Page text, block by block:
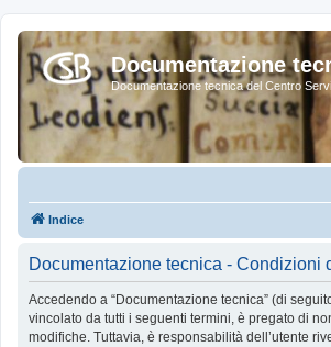
Documentazione
Documentazione tecnica del Centro
Indice
Documentazione tecnica - Condizioni
Accedendo a “Documentazione tecnica” (di
vincolato da tutti i seguenti termini, è pregato di
modifiche. Tuttavia, è responsabilità dell’utente